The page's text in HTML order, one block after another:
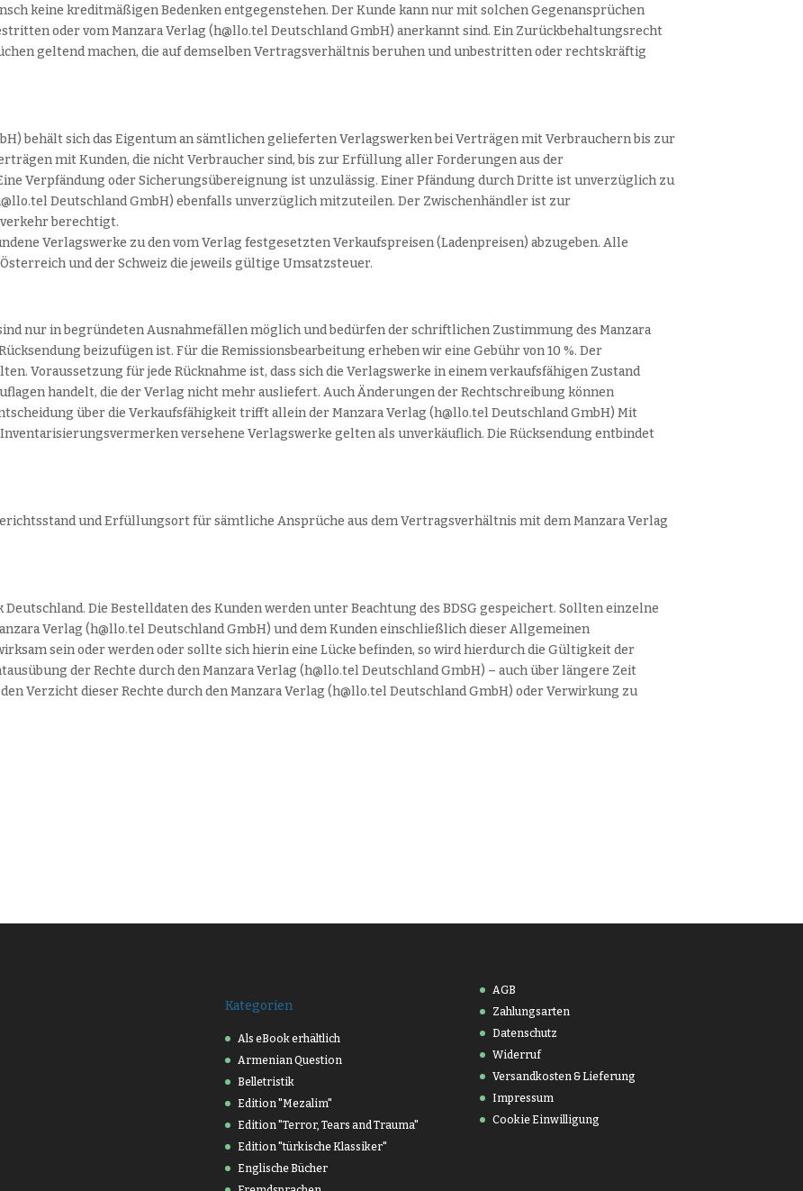
keine kreditmäßigen Bedenken entgegenstehen. Der Kunde kann nur mit solchen Gegenansprüchen
oder vom Manzara Verlag (h@llo.tel Deutschland GmbH) anerkannt sind. Ein Zurückbehaltungsrecht
geltend machen, die auf demselben Vertragsverhältnis beruhen und unbestritten oder rechtskräftig
behält sich das Eigentum an sämtlichen gelieferten Verlagswerken bei Verträgen mit Verbrauchern bis zur
mit Kunden, die nicht Verbraucher sind, bis zur Erfüllung aller Forderungen aus der
Verpfändung oder Sicherungsübereignung ist unzulässig. Einer Pfändung durch Dritte ist unverzüglich zu
Deutschland GmbH) ebenfalls unverzüglich mitzuteilen. Der Zwischenhändler ist zur
berechtigt.
Verlagswerke zu den vom Verlag festgesetzten Verkaufspreisen (Ladenpreisen) abzugeben. Alle
und der Schweiz die jeweils gültige Umsatzsteuer.
nur in begründeten Ausnahmefällen möglich und bedürfen der schriftlichen Zustimmung des Manzara
beizufügen ist. Für die Remissionsbearbeitung erheben wir eine Gebühr von 10 %. Der
Voraussetzung für jede Rücknahme ist, dass sich die Verlagswerke in einem verkaufsfähigen Zustand
handelt, die der Verlag nicht mehr ausliefert. Auch Änderungen der Rechtschreibung können
über die Verkaufsfähigkeit trifft allein der Manzara Verlag (h@llo.tel Deutschland GmbH) Mit
versehene Verlagswerke gelten als unverkäuflich. Die Rücksendung entbindet
und Erfüllungsort für sämtliche Ansprüche aus dem Vertragsverhältnis mit dem Manzara Verlag
Die Bestelldaten des Kunden werden unter Beachtung des BDSG gespeichert. Sollten einzelne
Verlag (h@llo.tel Deutschland GmbH) und dem Kunden einschließlich dieser Allgemeinen
sein oder werden oder sollte sich hierin eine Lücke befinden, so wird hierdurch die Gültigkeit der
der Rechte durch den Manzara Verlag (h@llo.tel Deutschland GmbH) – auch über längere Zeit
Verzicht dieser Rechte durch den Manzara Verlag (h@llo.tel Deutschland GmbH) oder Verwirkung zu
Kategorien
Als eBook erhältlich
Armenian Question
Belletristik
Edition "Mezalim"
Edition "Terror, Tears and Trauma"
Edition "türkische Klassiker"
Englische Bücher
AGB
Zahlungsarten
Datenschutz
Widerruf
Versandkosten & Lieferung
Impressum
Cookie Einwilligung